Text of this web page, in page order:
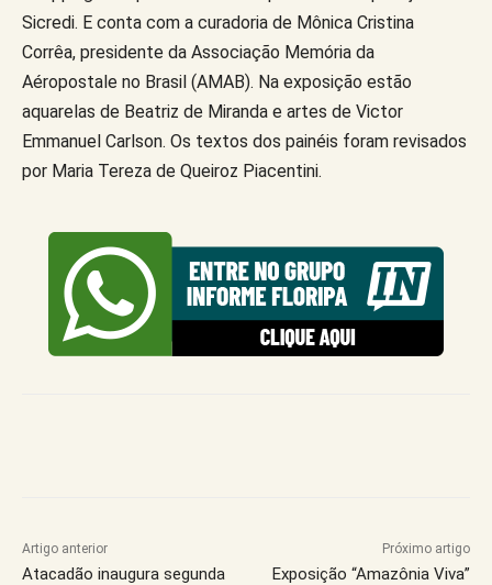
Sicredi. E conta com a curadoria de Mônica Cristina
Corrêa, presidente da Associação Memória da
Aéropostale no Brasil (AMAB). Na exposição estão
aquarelas de Beatriz de Miranda e artes de Victor
Emmanuel Carlson. Os textos dos painéis foram revisados
por Maria Tereza de Queiroz Piacentini.
Artigo anterior
Atacadão inaugura segunda
Próximo artigo
Exposição “Amazônia Viva”